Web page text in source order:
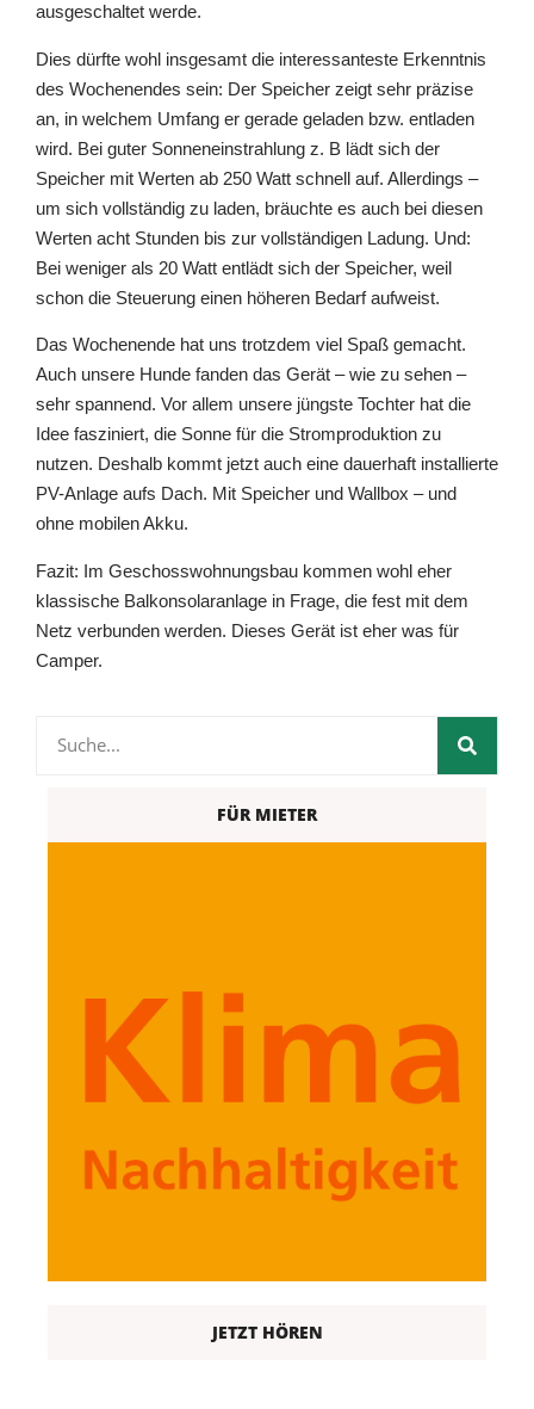
ausgeschaltet werde.
Dies dürfte wohl insgesamt die interessanteste Erkenntnis
des Wochenendes sein: Der Speicher zeigt sehr präzise
an, in welchem Umfang er gerade geladen bzw. entladen
wird. Bei guter Sonneneinstrahlung z. B lädt sich der
Speicher mit Werten ab 250 Watt schnell auf. Allerdings –
um sich vollständig zu laden, bräuchte es auch bei diesen
Werten acht Stunden bis zur vollständigen Ladung. Und:
Bei weniger als 20 Watt entlädt sich der Speicher, weil
schon die Steuerung einen höheren Bedarf aufweist.
Das Wochenende hat uns trotzdem viel Spaß gemacht.
Auch unsere Hunde fanden das Gerät – wie zu sehen –
sehr spannend. Vor allem unsere jüngste Tochter hat die
Idee fasziniert, die Sonne für die Stromproduktion zu
nutzen. Deshalb kommt jetzt auch eine dauerhaft installierte
PV-Anlage aufs Dach. Mit Speicher und Wallbox – und
ohne mobilen Akku.
Fazit: Im Geschosswohnungsbau kommen wohl eher
klassische Balkonsolaranlage in Frage, die fest mit dem
Netz verbunden werden. Dieses Gerät ist eher was für
Camper.
FÜR MIETER
JETZT HÖREN